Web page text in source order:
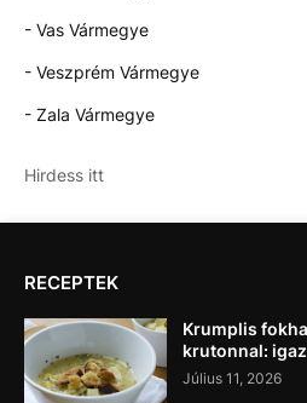
- Vas Vármegye
- Veszprém Vármegye
- Zala Vármegye
Hirdess itt
RECEPTEK
Krumplis
krutonnal:
Július 11, 2026